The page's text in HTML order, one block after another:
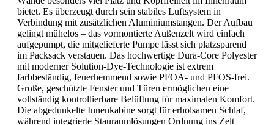
bietet. Es überzeugt durch sein stabiles Luftsystem in
Verbindung mit zusätzlichen Aluminiumstangen. Der Aufbau
gelingt mühelos – das vormontierte Außenzelt wird einfach
aufgepumpt, die mitgelieferte Pumpe lässt sich platzsparend
im Packsack verstauen. Das hochwertige Dura-Core Polyester
mit moderner Solution-Dye-Technologie ist extrem
farbbeständig, feuerhemmend sowie PFOA- und PFOS-frei.
Große, geschützte Fenster und Türen ermöglichen eine
vollständig kontrollierbare Belüftung für maximalen Komfort.
Die abgedunkelte Innenkabine sorgt für erholsamen Schlaf,
während integrierte Stauraumlösungen Ordnung ins Zelt